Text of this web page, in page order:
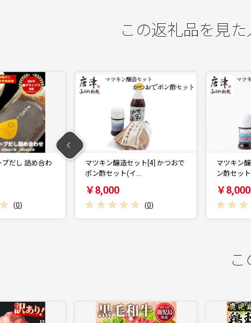
この返礼品を見
醸造セット[4] かつおで
マツキン醸造セット[3] かぼすポ
ン酢セット(イカ…
￥8,000
オ
ー